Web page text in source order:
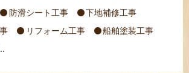
防滑シート工事
下地補修工事
リフォーム工事
船舶塗装工事